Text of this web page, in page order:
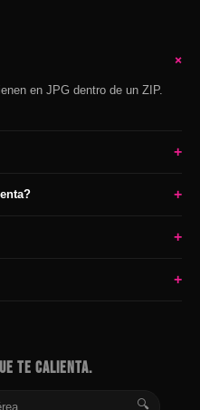
+
en JPG dentro de un ZIP.
+
+
+
+
TE CALIENTA.
🔍